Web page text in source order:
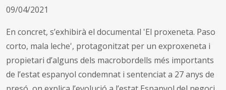
09/04/2021
En concret, s’exhibirà el documental 'El proxeneta. Paso
corto, mala leche', protagonitzat per un exproxeneta i
propietari d’alguns dels macrobordells més importants
de l’estat espanyol condemnat i sentenciat a 27 anys de